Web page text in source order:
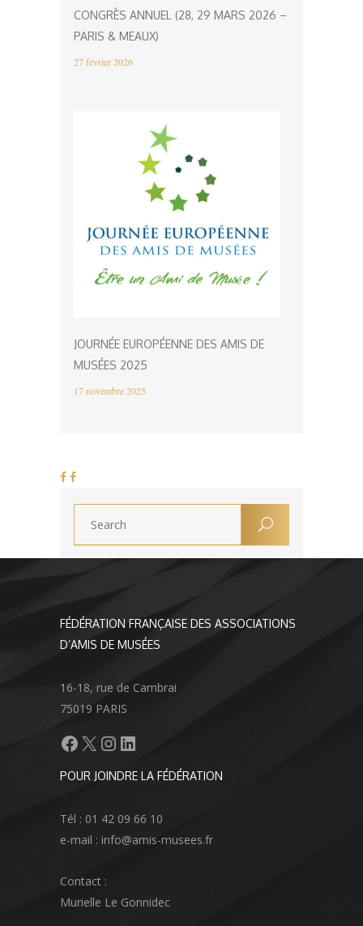
CONGRÈS ANNUEL (28, 29 MARS 2026 –
PARIS & MEAUX)
27 février 2026
JOURNÉE EUROPÉENNE DES AMIS DE
MUSÉES 2025
17 novembre 2025
FÉDÉRATION FRANÇAISE DES ASSOCIATIONS
D’AMIS DE MUSÉES
16-18, rue de Cambrai
75019 PARIS
Facebook
X Instagram
LinkedIn
POUR JOINDRE LA FÉDÉRATION
Tél : 01 42 09 66 10
e-mail : info@amis-musees.fr
Contact :
Murielle Le Gonnidec